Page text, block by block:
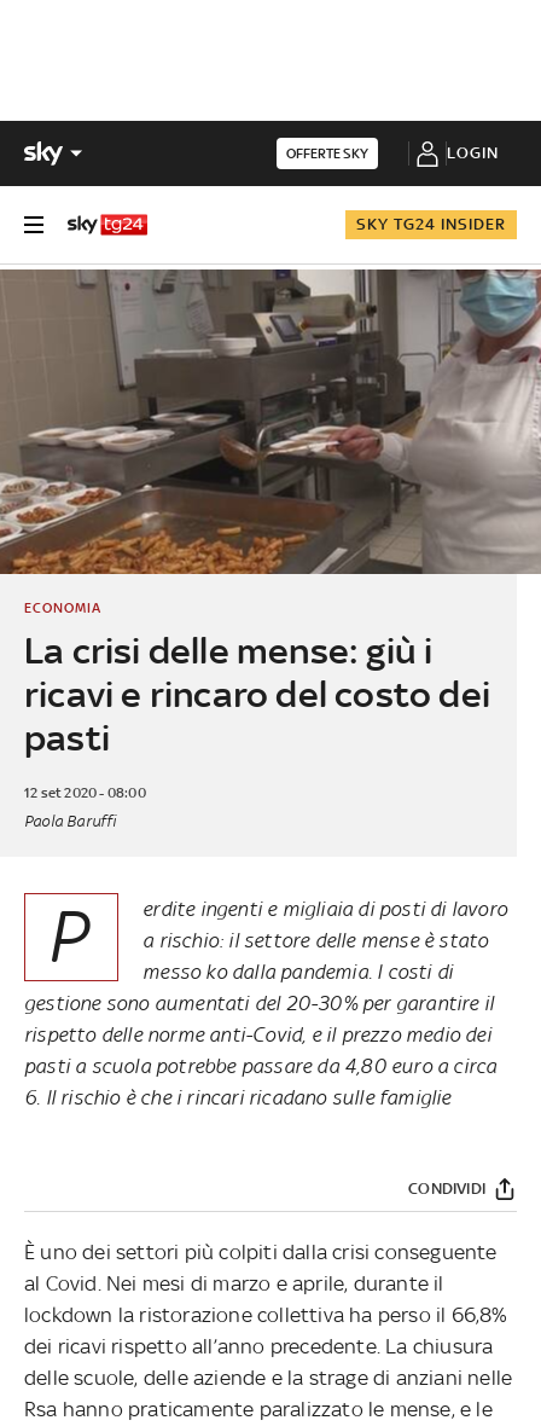
OFFERTE SKY LOGIN
SKY TG24 INSIDER
La crisi delle mense: giù i
ricavi e rincaro del costo dei
pasti
ECONOMIA
12 set 2020 - 08:00
Paola Baruffi
P
erdite ingenti e migliaia di posti di lavoro
a rischio: il settore delle mense è stato
messo ko dalla pandemia. I costi di
gestione sono aumentati del 20-30% per garantire il
rispetto delle norme anti-Covid, e il prezzo medio dei
pasti a scuola potrebbe passare da 4,80 euro a circa
6. Il rischio è che i rincari ricadano sulle famiglie
CONDIVIDI
È uno dei settori più colpiti dalla crisi conseguente
al Covid. Nei mesi di marzo e aprile, durante il
lockdown la ristorazione collettiva ha perso il 66,8%
dei ricavi rispetto all’anno precedente. La chiusura
delle scuole, delle aziende e la strage di anziani nelle
Rsa hanno praticamente paralizzato le mense, e le